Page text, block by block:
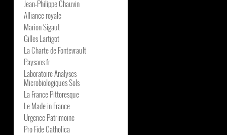
Jean-Philippe Chauvin
Alliance royale
Marion Sigaut
Gilles Lartigot
La Charte de Fontevrault
Paysans.fr
Laboratoire Analyses
Microbiologiques Sols
La France Pittoresque
Le Made in France
Urgence Patrimoine
Pro Fide Catholica